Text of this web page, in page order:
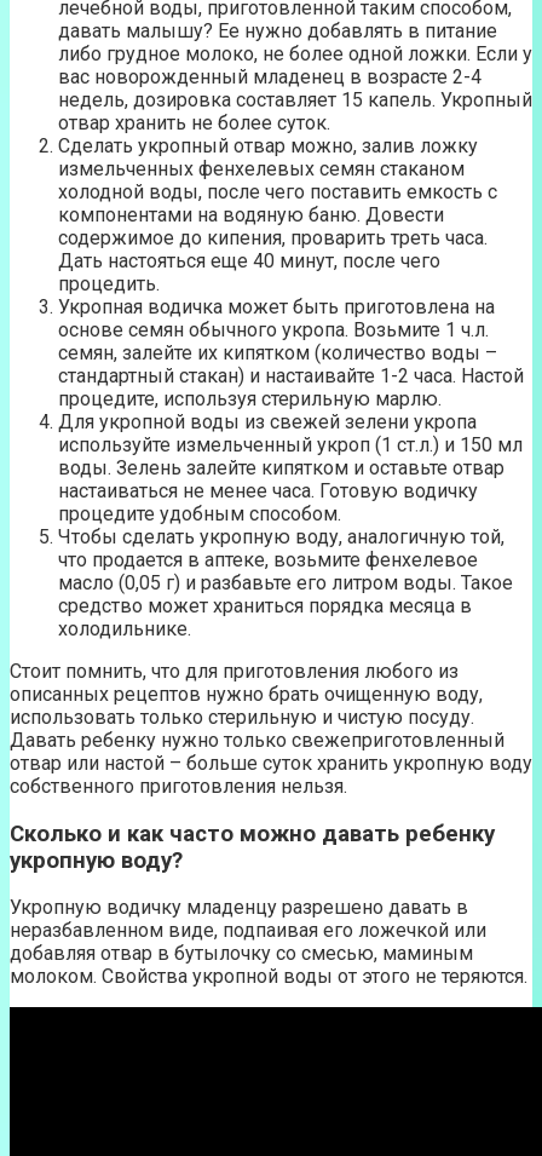
лечебной воды, приготовленной таким способом,
давать малышу? Ее нужно добавлять в питание
либо грудное молоко, не более одной ложки. Если у
вас новорожденный младенец в возрасте 2-4
недель, дозировка составляет 15 капель. Укропный
отвар хранить не более суток.
Сделать укропный отвар можно, залив ложку
измельченных фенхелевых семян стаканом
холодной воды, после чего поставить емкость с
компонентами на водяную баню. Довести
содержимое до кипения, проварить треть часа.
Дать настояться еще 40 минут, после чего
процедить.
Укропная водичка может быть приготовлена на
основе семян обычного укропа. Возьмите 1 ч.л.
семян, залейте их кипятком (количество воды –
стандартный стакан) и настаивайте 1-2 часа. Настой
процедите, используя стерильную марлю.
Для укропной воды из свежей зелени укропа
используйте измельченный укроп (1 ст.л.) и 150 мл
воды. Зелень залейте кипятком и оставьте отвар
настаиваться не менее часа. Готовую водичку
процедите удобным способом.
Чтобы сделать укропную воду, аналогичную той,
что продается в аптеке, возьмите фенхелевое
масло (0,05 г) и разбавьте его литром воды. Такое
средство может храниться порядка месяца в
холодильнике.
Стоит помнить, что для приготовления любого из
описанных рецептов нужно брать очищенную воду,
использовать только стерильную и чистую посуду.
Давать ребенку нужно только свежеприготовленный
отвар или настой – больше суток хранить укропную воду
собственного приготовления нельзя.
Сколько и как часто можно давать ребенку
укропную воду?
Укропную водичку младенцу разрешено давать в
неразбавленном виде, подпаивая его ложечкой или
добавляя отвар в бутылочку со смесью, маминым
молоком. Свойства укропной воды от этого не теряются.